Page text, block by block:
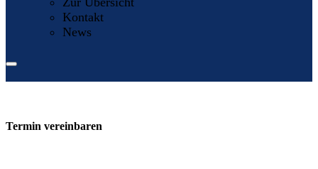
Kontakt
News
Termin vereinbaren